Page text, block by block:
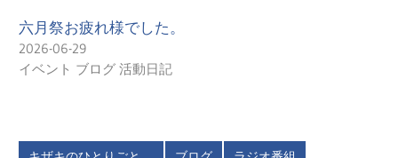
六月祭お疲れ様でした。
2026-06-29
イベント ブログ 活動日記